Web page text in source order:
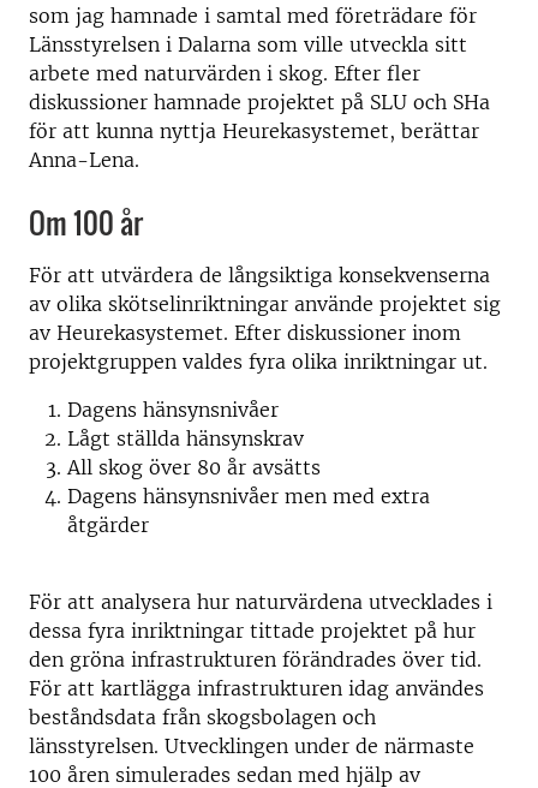
som jag hamnade i samtal med företrädare för
Länsstyrelsen i Dalarna som ville utveckla sitt
arbete med naturvärden i skog. Efter fler
diskussioner hamnade projektet på SLU och SHa
för att kunna nyttja Heurekasystemet, berättar
Anna-Lena.
Om 100 år
För att utvärdera de långsiktiga konsekvenserna
av olika skötselinriktningar använde projektet sig
av Heurekasystemet. Efter diskussioner inom
projektgruppen valdes fyra olika inriktningar ut.
Dagens hänsynsnivåer
Lågt ställda hänsynskrav
All skog över 80 år avsätts
Dagens hänsynsnivåer men med extra
åtgärder
För att analysera hur naturvärdena utvecklades i
dessa fyra inriktningar tittade projektet på hur
den gröna infrastrukturen förändrades över tid.
För att kartlägga infrastrukturen idag användes
beståndsdata från skogsbolagen och
länsstyrelsen. Utvecklingen under de närmaste
100 åren simulerades sedan med hjälp av